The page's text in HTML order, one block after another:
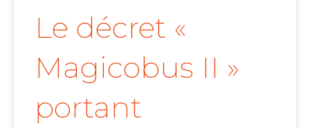
Le décret «
Magicobus II »
portant